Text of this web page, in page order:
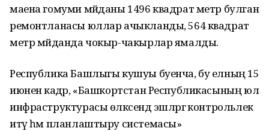
маена гомуми мәйданы 1496 квадрат метр булган
ремонтланасы юллар ачыкланды, 564 квадрат
метр мәйданда чокыр-чакырлар ямалды.
Республика Башлыгы кушуы буенча, бу елның 15
июненә кадәр, «Башкортстан Республикасының юл
инфраструктурасы өлкәсендә эшләргә контрольлек
итү һәм планлаштыру системасы»